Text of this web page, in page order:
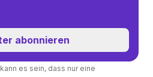
abonnieren
es sein, dass nur eine